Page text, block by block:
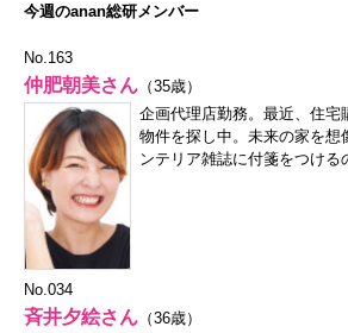
今週のanan総研メンバー
No.163
仲肥朝美さん （35歳）
企画代理店勤務。最近、住宅
物件を探し中。未来の家を想
ンテリア雑誌に付箋をつける
No.034
斉井夕絵さん （36歳）